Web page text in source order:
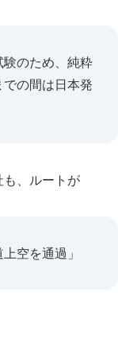
験のため、純粋
の間は日本発
も、ルートが
空を通過」